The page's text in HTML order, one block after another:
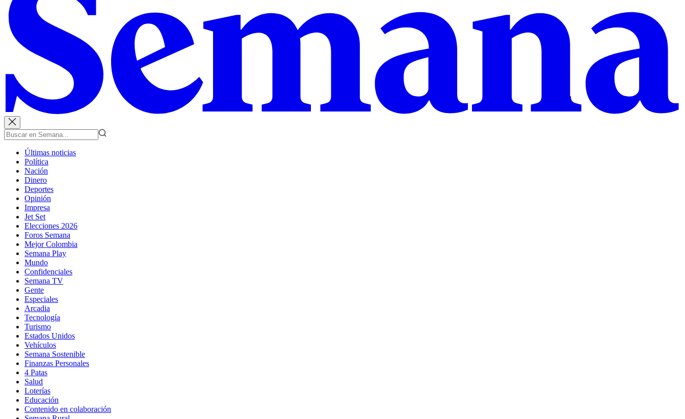
Últimas noticias
Política
Nación
Dinero
Deportes
Opinión
Impresa
Jet Set
Elecciones 2026
Foros Semana
Mejor Colombia
Semana Play
Mundo
Confidenciales
Semana TV
Gente
Especiales
Arcadia
Tecnología
Turismo
Estados Unidos
Vehículos
Semana Sostenible
Finanzas Personales
4 Patas
Salud
Loterías
Educación
Contenido en colaboración